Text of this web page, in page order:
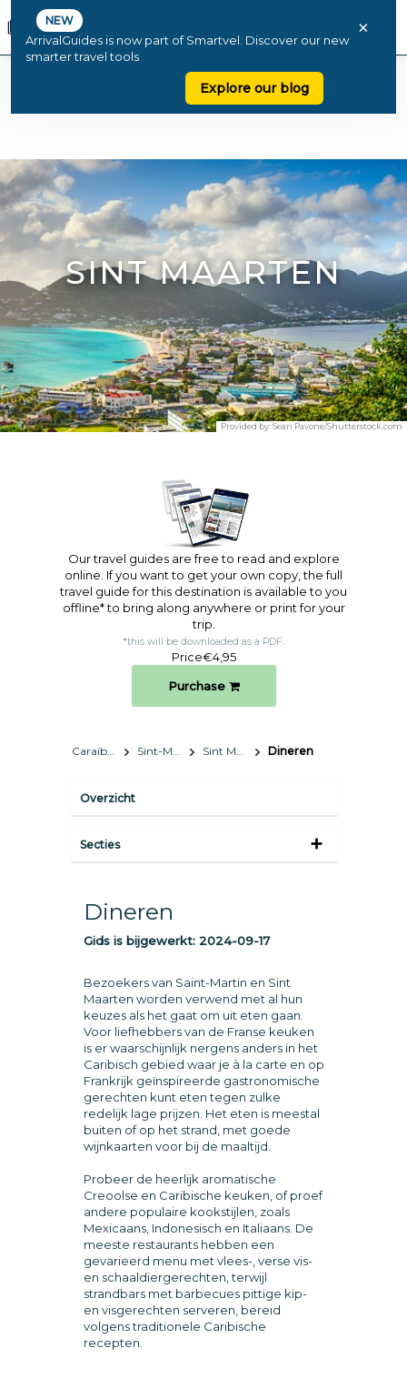
NEW
ArrivalGuides is now part of Smartvel. Discover our new
smarter travel tools
Explore our blog
×
SINT MAARTEN
Provided by:Sean Pavone/Shutterstock.com
Our travel guides are free to read and explore
online. If you want to get your own copy, the full
travel guide for this destination is available to you
offline* to bring along anywhere or print for your
trip.​
*this will be downloaded as a PDF.
Price€4,95
Purchase
Caraïben Sint-Maarten Sint Maarten Dineren
Overzicht
Secties
Dineren
Gids is bijgewerkt: 2024-09-17
Bezoekers van Saint-Martin en Sint
Maarten worden verwend met al hun
keuzes als het gaat om uit eten gaan.
Voor liefhebbers van de Franse keuken
is er waarschijnlijk nergens anders in het
Caribisch gebied waar je à la carte en op
Frankrijk geïnspireerde gastronomische
gerechten kunt eten tegen zulke
redelijk lage prijzen. Het eten is meestal
buiten of op het strand, met goede
wijnkaarten voor bij de maaltijd.
Probeer de heerlijk aromatische
Creoolse en Caribische keuken, of proef
andere populaire kookstijlen, zoals
Mexicaans, Indonesisch en Italiaans. De
meeste restaurants hebben een
gevarieerd menu met vlees-, verse vis-
en schaaldiergerechten, terwijl
strandbars met barbecues pittige kip-
en visgerechten serveren, bereid
volgens traditionele Caribische
recepten.